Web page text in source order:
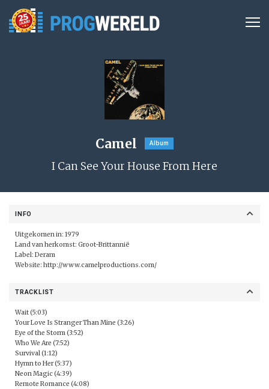
Camel Album
I Can See Your House From Here
INFO
Uitgekomen in: 1979
Land van herkomst: Groot-Brittannië
Label: Deram
Website: http://www.camelproductions.com/
TRACKLIST
Wait (5:03)
Your Love Is Stranger Than Mine (3:26)
Eye of the Storm (3:52)
Who We Are (7:52)
Survival (1:12)
Hymn to Her (5:37)
Neon Magic (4:39)
Remote Romance (4:08)